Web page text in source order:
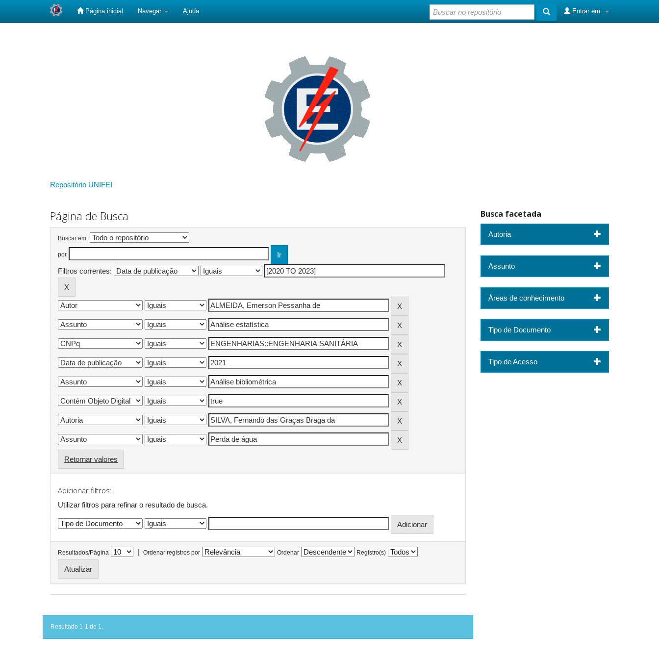
Página inicial Navegar Ajuda Entrar em:
Repositório UNIFEI
Página de Busca
Buscar em:
por
Filtros correntes:
Retornar valores
Adicionar filtros:
Utilizar filtros para refinar o resultado de busca.
Resultados/Página | Ordenar registros por Ordenar Registro(s)
Resultado 1-1 de 1.
Busca facetada
Autoria
Assunto
Áreas de conhecimento
Tipo de Documento
Tipo de Acesso